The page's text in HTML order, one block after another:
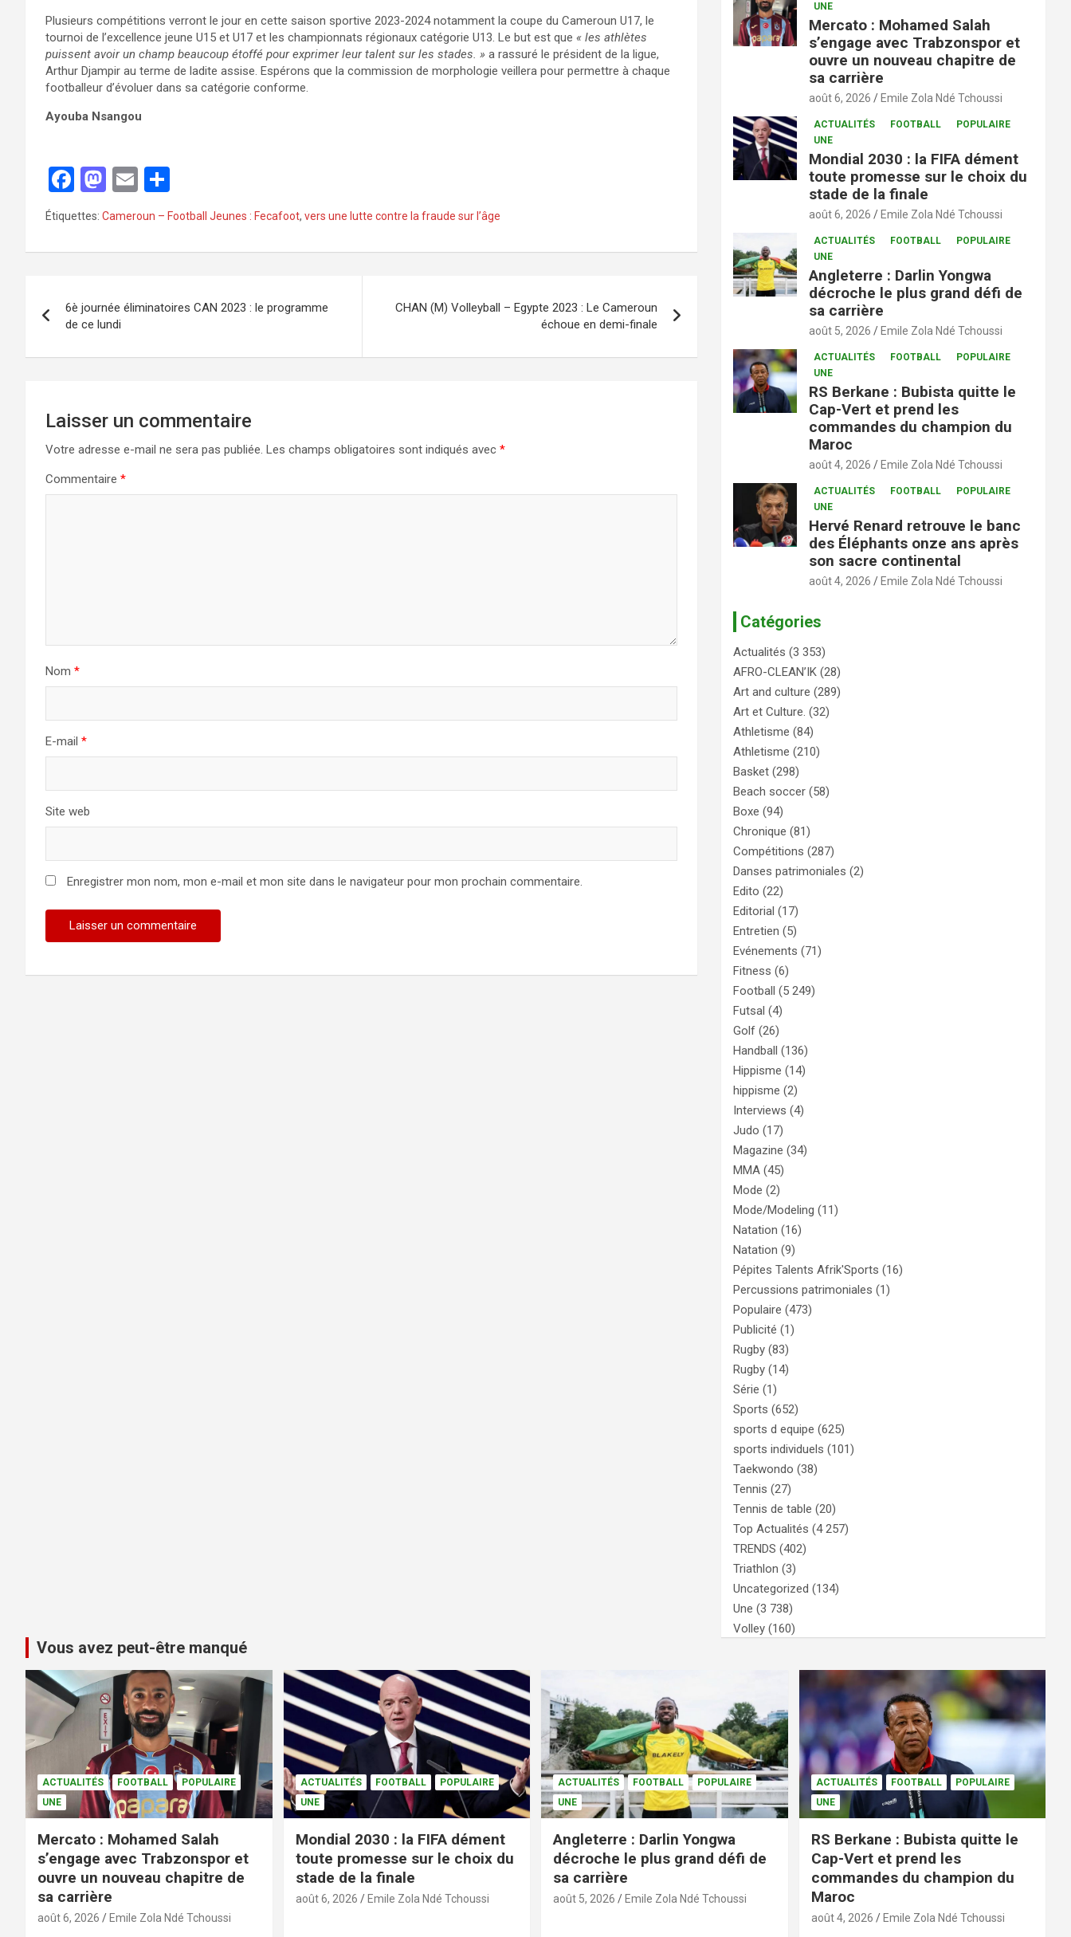
Plusieurs compétitions verront le jour en cette saison sportive 2023-2024 notamment la coupe du Cameroun U17, le
tournoi de l’excellence jeune U15 et U17 et les championnats régionaux catégorie U13. Le but est que « les athlètes
puissent avoir un champ beaucoup étoffé pour exprimer leur talent sur les stades. » a rassuré le président de la ligue,
Arthur Djampir au terme de ladite assise. Espérons que la commission de morphologie veillera pour permettre à chaque
footballeur d’évoluer dans sa catégorie conforme.
Ayouba Nsangou
F
a
ce
b
o
k
M
a
st
o
o
n
E
ail
ar
ta
g
Étiquettes: Cameroun – Football Jeunes : Fecafoot, vers une lutte contre la fraude sur l’âge
6è journée éliminatoires CAN 2023 : le programme
de ce lundi
CHAN (M) Volleyball – Egypte 2023 : Le Cameroun
échoue en demi-finale
Laisser un commentaire
Votre adresse e-mail ne sera pas publiée. Les champs obligatoires sont indiqués avec *
Commentaire *
Nom *
E-mail *
Site web
Enregistrer mon nom, mon e-mail et mon site dans le navigateur pour mon prochain commentaire.
UNE
Mercato : Mohamed Salah
s’engage avec Trabzonspor et
ouvre un nouveau chapitre de
sa carrière
août 6, 2026 Emile Zola Ndé Tchoussi
ACTUALITÉS FOOTBALL
POPULAIRE
UNE
Mondial 2030 : la FIFA dément
toute promesse sur le choix du
stade de la finale
août 6, 2026 Emile Zola Ndé Tchoussi
ACTUALITÉS FOOTBALL
POPULAIRE
UNE
Angleterre : Darlin Yongwa
décroche le plus grand défi de
sa carrière
août 5, 2026 Emile Zola Ndé Tchoussi
ACTUALITÉS FOOTBALL
POPULAIRE
UNE
RS Berkane : Bubista quitte le
Cap-Vert et prend les
commandes du champion du
Maroc
août 4, 2026 Emile Zola Ndé Tchoussi
ACTUALITÉS FOOTBALL
POPULAIRE
UNE
Hervé Renard retrouve le banc
des Éléphants onze ans après
son sacre continental
août 4, 2026 Emile Zola Ndé Tchoussi
Catégories
Actualités (3 353)
AFRO-CLEAN’IK (28)
Art and culture (289)
Art et Culture. (32)
Athletisme (84)
Athletisme (210)
Basket (298)
Beach soccer (58)
Boxe (94)
Chronique (81)
Compétitions (287)
Danses patrimoniales (2)
Edito (22)
Editorial (17)
Entretien (5)
Evénements (71)
Fitness (6)
Football (5 249)
Futsal (4)
Golf (26)
Handball (136)
Hippisme (14)
hippisme (2)
Interviews (4)
Judo (17)
Magazine (34)
MMA (45)
Mode (2)
Mode/Modeling (11)
Natation (16)
Natation (9)
Pépites Talents Afrik'Sports (16)
Percussions patrimoniales (1)
Populaire (473)
Publicité (1)
Rugby (83)
Rugby (14)
Série (1)
Sports (652)
sports d equipe (625)
sports individuels (101)
Taekwondo (38)
Tennis (27)
Tennis de table (20)
Top Actualités (4 257)
TRENDS (402)
Triathlon (3)
Uncategorized (134)
Une (3 738)
Volley (160)
Vous avez peut-être manqué
ACTUALITÉS FOOTBALL
POPULAIRE
UNE
Mercato : Mohamed Salah
s’engage avec Trabzonspor et
ouvre un nouveau chapitre de
sa carrière
août 6, 2026 Emile Zola Ndé Tchoussi
ACTUALITÉS FOOTBALL
POPULAIRE
UNE
Mondial 2030 : la FIFA dément
toute promesse sur le choix du
stade de la finale
août 6, 2026 Emile Zola Ndé Tchoussi
ACTUALITÉS FOOTBALL
POPULAIRE
UNE
Angleterre : Darlin Yongwa
décroche le plus grand défi de
sa carrière
août 5, 2026 Emile Zola Ndé Tchoussi
ACTUALITÉS FOOTBALL
POPULAIRE
UNE
RS Berkane : Bubista quitte le
Cap-Vert et prend les
commandes du champion du
Maroc
août 4, 2026 Emile Zola Ndé Tchoussi